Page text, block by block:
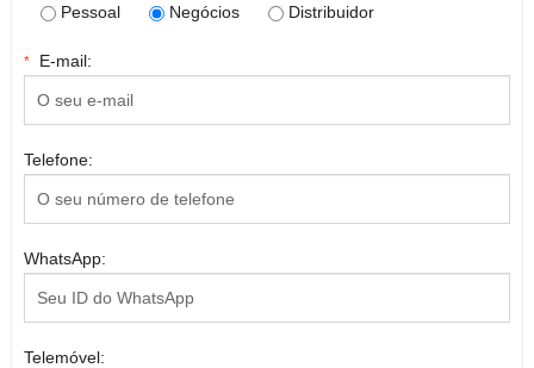
Pessoal
Negócios Distribuidor
* E-mail:
Telefone:
WhatsApp:
Telemóvel: